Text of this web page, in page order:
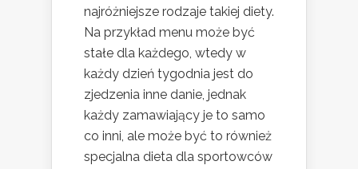
najróżniejsze rodzaje takiej diety.
Na przykład menu może być
stałe dla każdego, wtedy w
każdy dzień tygodnia jest do
zjedzenia inne danie, jednak
każdy zamawiający je to samo
co inni, ale może być to również
specjalna dieta dla sportowców